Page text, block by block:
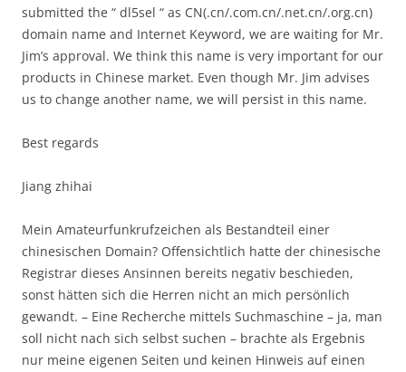
submitted the “ dl5sel “ as CN(.cn/.com.cn/.net.cn/.org.cn)
domain name and Internet Keyword, we are waiting for Mr.
Jim’s approval. We think this name is very important for our
products in Chinese market. Even though Mr. Jim advises
us to change another name, we will persist in this name.
Best regards
Jiang zhihai
Mein Amateurfunkrufzeichen als Bestandteil einer
chinesischen Domain? Offensichtlich hatte der chinesische
Registrar dieses Ansinnen bereits negativ beschieden,
sonst hätten sich die Herren nicht an mich persönlich
gewandt. – Eine Recherche mittels Suchmaschine – ja, man
soll nicht nach sich selbst suchen – brachte als Ergebnis
nur meine eigenen Seiten und keinen Hinweis auf einen